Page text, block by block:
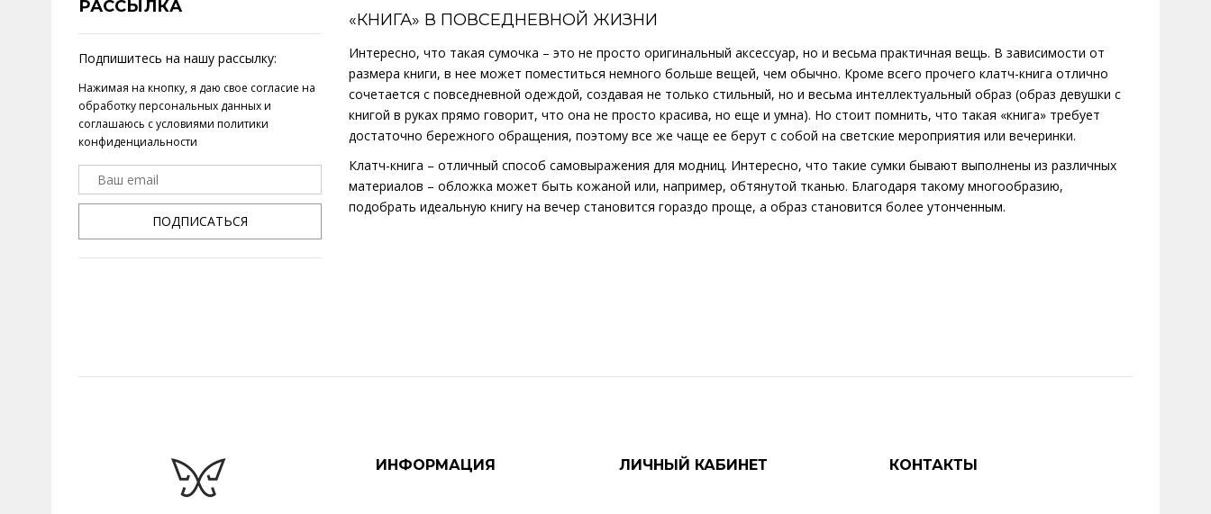
РАССЫЛКА
Подпишитесь на нашу рассылку:
Нажимая на кнопку, я даю свое согласие на
обработку персональных данныхи
соглашаюсь с условиями политики
конфиденциальности
ПОДПИСАТЬСЯ
«КНИГА» В ПОВСЕДНЕВНОЙ ЖИЗНИ
Интересно, что такая сумочка – это не просто оригинальный аксессуар, но и весьма практичная вещь. В зависимости от
размера книги, в нее может поместиться немного больше вещей, чем обычно. Кроме всего прочего клатч-книга отлично
сочетается с повседневной одеждой, создавая не только стильный, но и весьма интеллектуальный образ (образ девушки с
книгой в руках прямо говорит, что она не просто красива, но еще и умна). Но стоит помнить, что такая «книга» требует
достаточно бережного обращения, поэтому все же чаще ее берут с собой на светские мероприятия или вечеринки.
Клатч-книга – отличный способ самовыражения для модниц. Интересно, что такие сумки бывают выполнены из различных
материалов – обложка может быть кожаной или, например, обтянутой тканью. Благодаря такому многообразию,
подобрать идеальную книгу на вечер становится гораздо проще, а образ становится более утонченным.
ИНФОРМАЦИЯ ЛИЧНЫЙ КАБИНЕТ КОНТАКТЫ